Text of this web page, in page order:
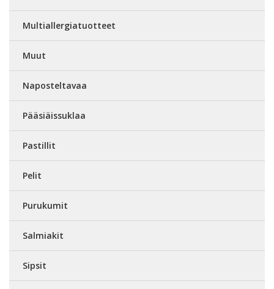
Multiallergiatuotteet
Muut
Naposteltavaa
Pääsiäissuklaa
Pastillit
Pelit
Purukumit
Salmiakit
Sipsit